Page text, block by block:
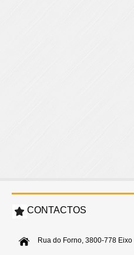
CONTACTOS
Rua do Forno, 3800-778 Eixo